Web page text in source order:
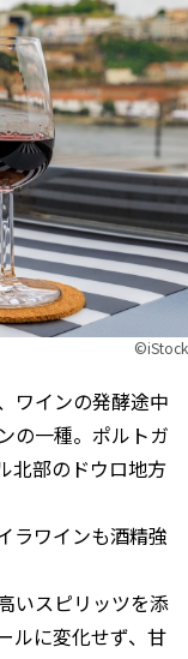
©︎iStock
ワインの発酵途中
の一種。ポルトガ
北部のドウロ地方
ラワインも酒精強
いスピリッツを添
ルに変化せず、甘